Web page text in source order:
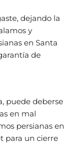
dejando la
y
en Santa
de
puede deberse
en mal
persianas en
para un cierre